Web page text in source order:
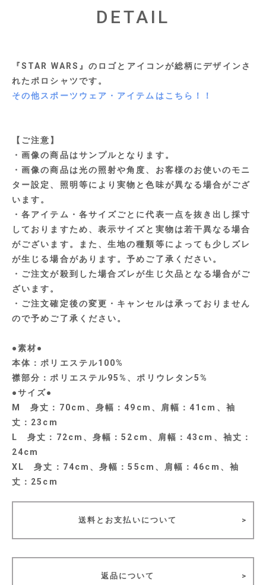
DETAIL
『STAR WARS』のロゴとアイコンが総柄にデザインさ
れたポロシャツです。
その他スポーツウェア・アイテムはこちら！！
【ご注意】
・画像の商品はサンプルとなります。
・画像の商品は光の照射や角度、お客様のお使いのモニ
ター設定、照明等により実物と色味が異なる場合がござ
います。
・各アイテム・各サイズごとに代表一点を抜き出し採寸
しておりますため、表示サイズと実物は若干異なる場合
がございます。また、生地の種類等によっても少しズレ
が生じる場合があります。予めご了承ください。
・ご注文が殺到した場合ズレが生じ欠品となる場合がご
ざいます。
・ご注文確定後の変更・キャンセルは承っておりません
ので予めご了承ください。
●素材●
本体：ポリエステル100%
襟部分：ポリエステル95%、ポリウレタン5%
●サイズ●
M 身丈：70cm、身幅：49cm、肩幅：41cm、袖
丈：23cm
L 身丈：72cm、身幅：52cm、肩幅：43cm、袖丈：
24cm
XL 身丈：74cm、身幅：55cm、肩幅：46cm、袖
丈：25cm
送料とお支払いについて
返品について